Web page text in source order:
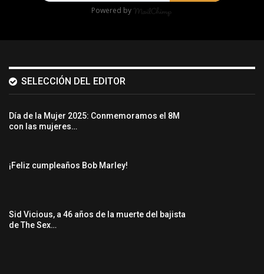
Powered by
SELECCIÓN DEL EDITOR
Día de la Mujer 2025: Conmemoramos el 8M
con las mujeres…
¡Feliz cumpleaños Bob Marley!
Sid Vicious, a 46 años de la muerte del bajista
de The Sex…